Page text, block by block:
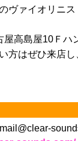
ヴァイオリニス
高島屋10Ｆハ
方はぜひ来店し